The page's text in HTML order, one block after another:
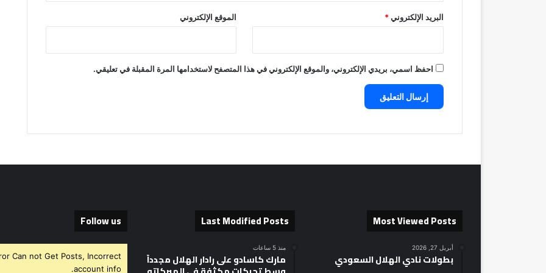
البريد الإلكتروني* الموقع الإلكتروني
احفظ اسمي، بريدي الإلكتروني، والموقع الإلكتروني في هذا المتصفح لاستخدامها المرة المقبلة في تعليقي.
Most Viewed Posts
أبريل 27, 2026
بطولات نادي الهلال السعودي
Last Modified Posts
منذ 5 ساعات
مارك كاسادو على رادار الهلال مجدداً
Follow us
Can not Get Posts, Incorrect
account info.